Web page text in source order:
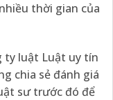
thời gian của
ty luật Luật uy tín
chia sẻ đánh giá
sư trước đó để